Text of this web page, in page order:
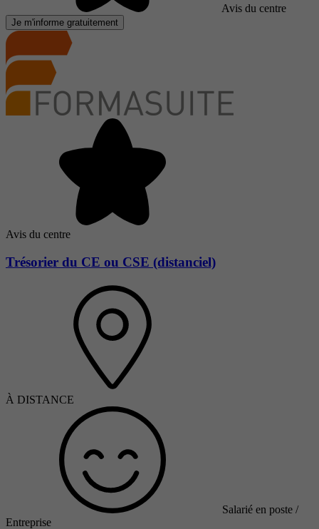
Avis du centre
Je m'informe gratuitement
Avis du centre
Trésorier du CE ou CSE (distanciel)
À DISTANCE
Salarié en poste /
Entreprise